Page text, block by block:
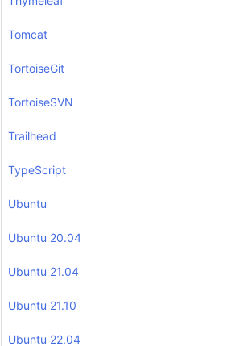
Tomcat
TortoiseGit
TortoiseSVN
Trailhead
TypeScript
Ubuntu
Ubuntu 20.04
Ubuntu 21.04
Ubuntu 21.10
Ubuntu 22.04